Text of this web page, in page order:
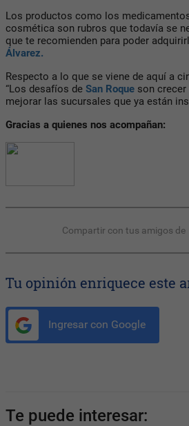
Los productos como los
cosmética son rubros que todavía se
que te recomienden para poder
Álvarez.
Respecto a lo que se viene de aquí a
“Los desafíos de San Roque son crecer
mejorar las sucursales que ya están
Gracias a quienes nos acompañan:
Compartir con tus amigos de
Tu opinión enriquece este
Ingresar con Google
Te puede interesar: